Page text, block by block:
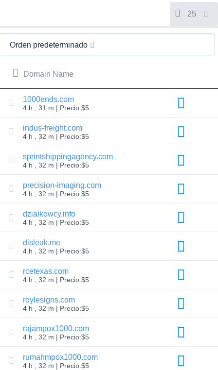
rights
reserved.
Los
dominios
Encuentra
La
búsqueda.
Búsqueda
de
dominio
Búsqueda
Dominios
AI
Búsqueda
masiva
de
dominios.
Búsqueda
de
IDN
Búsqueda
avanzada.
Traducción:
Transferencia.
Transferencia
de
dominio
Transferencia
masiva
de
dominios
TLD
Precios
de
Dominios
Ventas
de
Dominios
25
Orden predeterminado
Domain Name
1000ends.com
4 h , 31 m | Precio:$5
indus-freight.com
4 h , 32 m | Precio:$5
sprintshippingagency.com
4 h , 32 m | Precio:$5
precision-imaging.com
4 h , 32 m | Precio:$5
dzialkowcy.info
4 h , 32 m | Precio:$5
disleak.me
4 h , 32 m | Precio:$5
rcetexas.com
4 h , 32 m | Precio:$5
roylesigns.com
4 h , 32 m | Precio:$5
rajampox1000.com
4 h , 32 m | Precio:$5
rumahmpox1000.com
4 h , 32 m | Precio:$5